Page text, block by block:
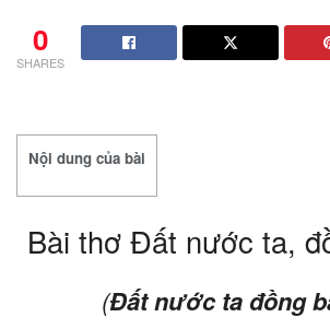
0
SHARES
Nội dung của bài
Bài thơ Đất nước ta,
(Đất nước ta đồng